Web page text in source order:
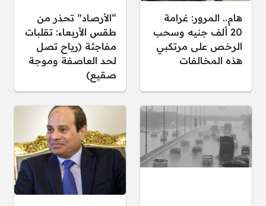
هام.. المرور: غرامة
20 ألف جنيه وسحب
الرخص على مرتكبي
هذه المخالفات
“الأرصاد” تحذر من
طقس الأربعاء: تقلبات
مفاجئة (رياح تصل
لحد العاصفة وموجة
صقيع)